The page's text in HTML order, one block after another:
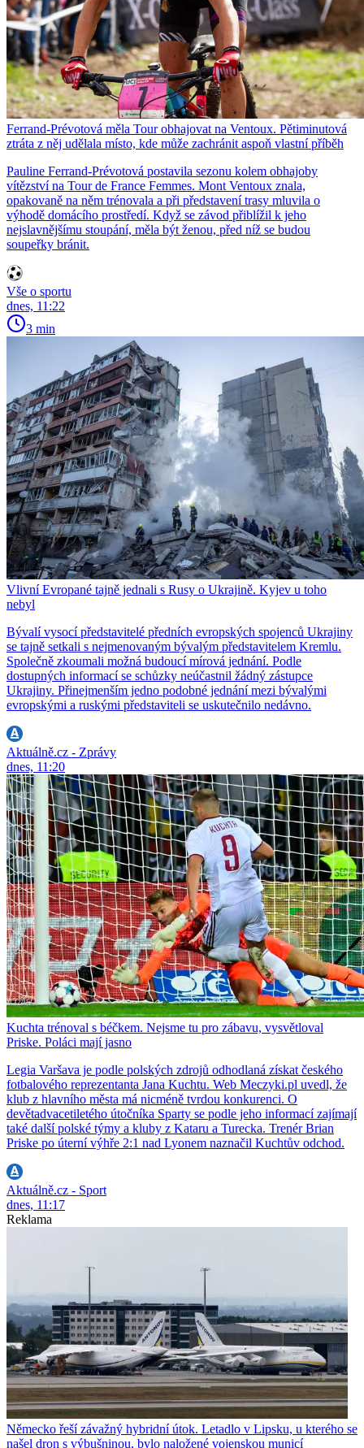
Ferrand-Prévotová měla Tour obhajovat na Ventoux. Pětiminutová
ztráta z něj udělala místo, kde může zachránit aspoň vlastní příběh
Pauline Ferrand-Prévotová postavila sezonu kolem obhajoby
vítězství na Tour de France Femmes. Mont Ventoux znala,
opakovaně na něm trénovala a při představení trasy mluvila o
výhodě domácího prostředí. Když se závod přiblížil k jeho
nejslavnějšímu stoupání, měla být ženou, před níž se budou
soupeřky bránit.
Vše o sportu
dnes, 11:22
3 min
Vlivní Evropané tajně jednali s Rusy o Ukrajině. Kyjev u toho
nebyl
Bývalí vysocí představitelé předních evropských spojenců Ukrajiny
se tajně setkali s nejmenovaným bývalým představitelem Kremlu.
Společně zkoumali možná budoucí mírová jednání. Podle
dostupných informací se schůzky neúčastnil žádný zástupce
Ukrajiny. Přinejmenším jedno podobné jednání mezi bývalými
evropskými a ruskými představiteli se uskutečnilo nedávno.
Aktuálně.cz - Zprávy
dnes, 11:20
Kuchta trénoval s béčkem. Nejsme tu pro zábavu, vysvětloval
Priske. Poláci mají jasno
Legia Varšava je podle polských zdrojů odhodlaná získat českého
fotbalového reprezentanta Jana Kuchtu. Web Meczyki.pl uvedl, že
klub z hlavního města má nicméně tvrdou konkurenci. O
devětadvacetiletého útočníka Sparty se podle jeho informací zajímají
také další polské týmy a kluby z Kataru a Turecka. Trenér Brian
Priske po úterní výhře 2:1 nad Lyonem naznačil Kuchtův odchod.
Aktuálně.cz - Sport
dnes, 11:17
Reklama
Německo řeší závažný hybridní útok. Letadlo v Lipsku, u kterého se
našel dron s výbušninou, bylo naložené vojenskou municí